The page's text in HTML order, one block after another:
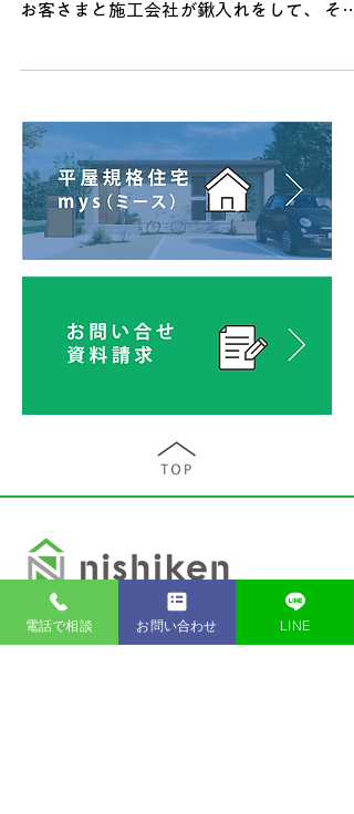
お客さまと施工会社が鍬入れをして、 その
西建株式会社
〒866-0891熊本県八代市古閑浜町3183-2
電話で相談 お問い合わせ LINE